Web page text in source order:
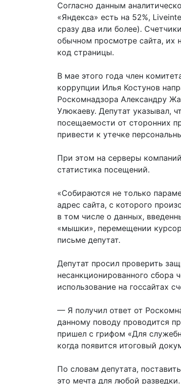
Согласно данным
«Яндекса» есть на 52%,
сразу два или более).
обычном просмотре сайта, их
код страницы.
В мае этого года член
коррупции Илья Костунов
Роскомнадзора Александру
Улюкаеву. Депутат указывал,
посещаемости от сторонних
привести к утечке
При этом на серверы
статистика посещений.
«Собираются не только
адрес сайта, с которого
в том числе о данных,
«мышки», перемещении
письме депутат.
Депутат просил проверить
несанкционированного сбора
использование на госсайтах
— Я получил ответ от
данному поводу проводится
пришел с грифом «Для
когда появится итоговый
По словам депутата,
это мечта для любой разведки.